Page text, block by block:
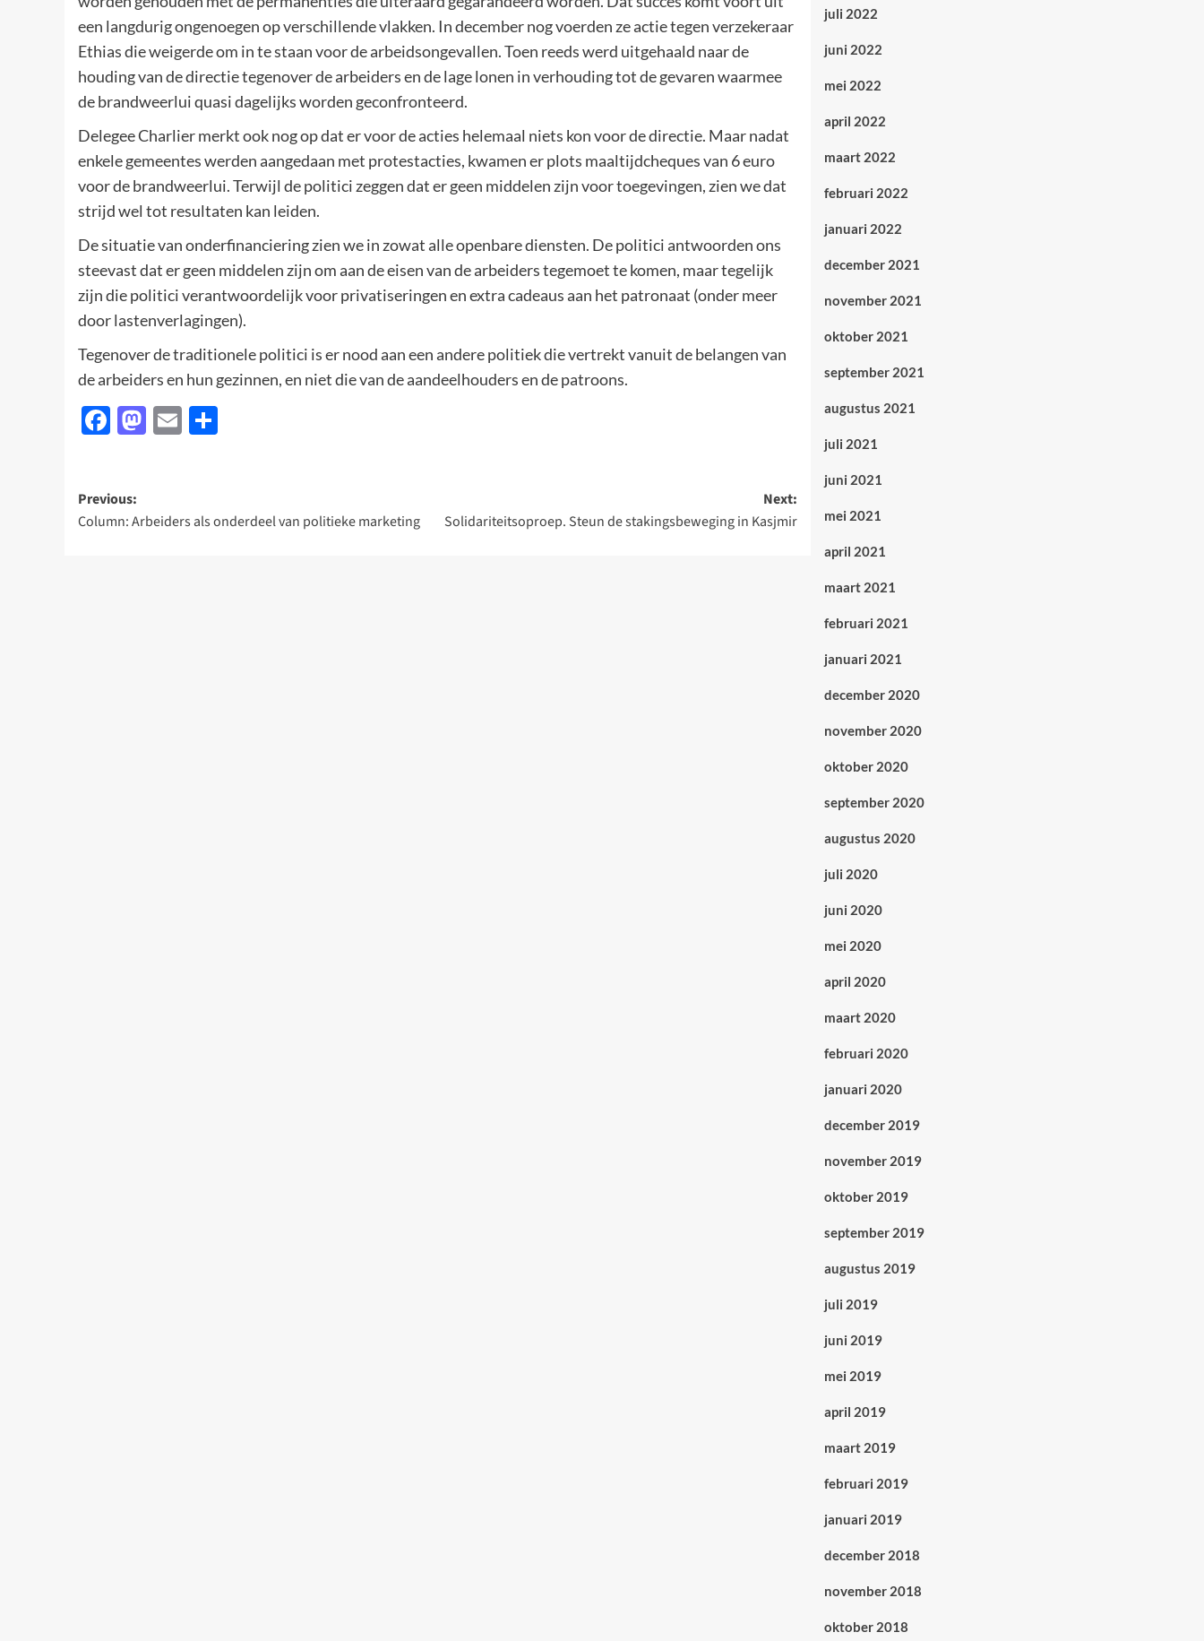
een langdurig ongenoegen op verschillende vlakken. In december nog voerden ze actie tegen verzekeraar
Ethias die weigerde om in te staan voor de arbeidsongevallen. Toen reeds werd uitgehaald naar de
houding van de directie tegenover de arbeiders en de lage lonen in verhouding tot de gevaren waarmee
de brandweerlui quasi dagelijks worden geconfronteerd.
Delegee Charlier merkt ook nog op dat er voor de acties helemaal niets kon voor de directie. Maar nadat
enkele gemeentes werden aangedaan met protestacties, kwamen er plots maaltijdcheques van 6 euro
voor de brandweerlui. Terwijl de politici zeggen dat er geen middelen zijn voor toegevingen, zien we dat
strijd wel tot resultaten kan leiden.
De situatie van onderfinanciering zien we in zowat alle openbare diensten. De politici antwoorden ons
steevast dat er geen middelen zijn om aan de eisen van de arbeiders tegemoet te komen, maar tegelijk
zijn die politici verantwoordelijk voor privatiseringen en extra cadeaus aan het patronaat (onder meer
door lastenverlagingen).
Tegenover de traditionele politici is er nood aan een andere politiek die vertrekt vanuit de belangen van
de arbeiders en hun gezinnen, en niet die van de aandeelhouders en de patroons.
Facebook
Mastodon
Email
Post
navigation
Previous:
Column: Arbeiders als onderdeel van politieke marketing
Next:
Solidariteitsoproep. Steun de stakingsbeweging in Kasjmir
juli 2022
juni 2022
mei 2022
april 2022
maart 2022
februari 2022
januari 2022
december 2021
november 2021
oktober 2021
september 2021
augustus 2021
juli 2021
juni 2021
mei 2021
april 2021
maart 2021
februari 2021
januari 2021
december 2020
november 2020
oktober 2020
september 2020
augustus 2020
juli 2020
juni 2020
mei 2020
april 2020
maart 2020
februari 2020
januari 2020
december 2019
november 2019
oktober 2019
september 2019
augustus 2019
juli 2019
juni 2019
mei 2019
april 2019
maart 2019
februari 2019
januari 2019
december 2018
november 2018
oktober 2018